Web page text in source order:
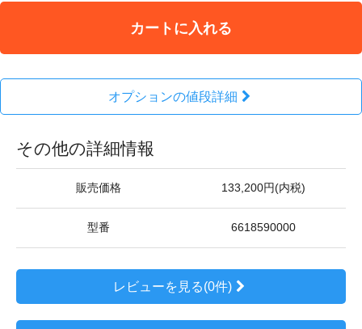
カートに入れる
オプションの値段詳細
その他の詳細情報
販売価格 133,200円(内税)
型番 6618590000
レビューを見る(0件)